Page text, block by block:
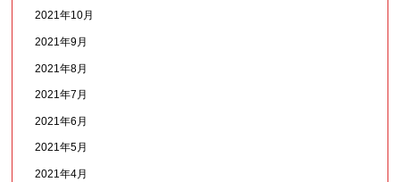
2021年10月
2021年9月
2021年8月
2021年7月
2021年6月
2021年5月
2021年4月